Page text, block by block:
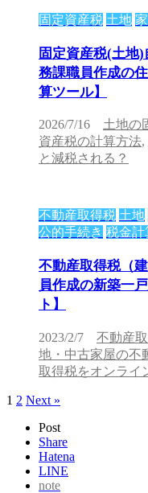
固定資産税 土地
固定資産税(土地
務課職員作成の
算ツール】
2026/7/16 土地の
資産税の計算方法,
と減税される？
不動産取得税 土地
公的手続き 税金計
不動産取得税（
員作成の新築一
ト】
2023/2/7 不動産
地・中古家屋の不
取得税をオンライ
1 2 Next »
Post
Share
Hatena
LINE
note